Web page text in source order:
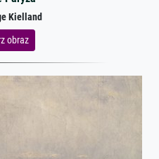
Kielland
obraz